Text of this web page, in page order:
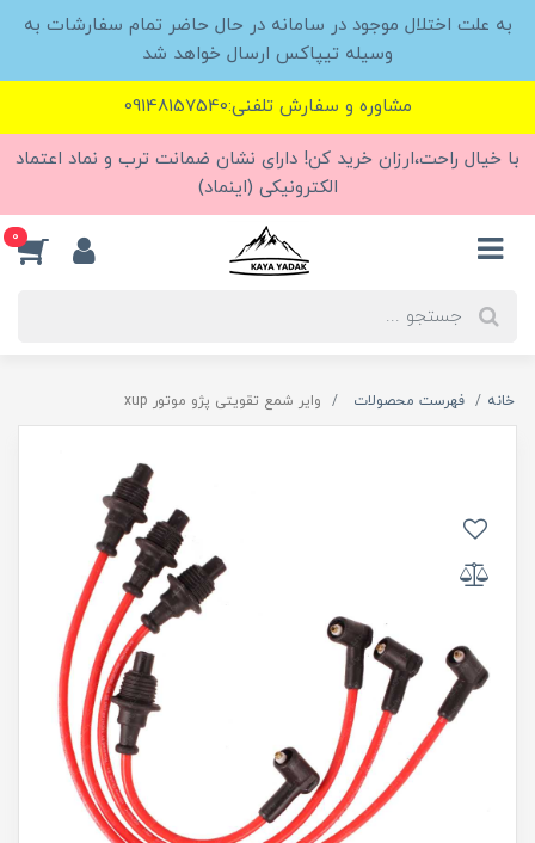
به علت اختلال موجود در سامانه در حال حاضر تمام سفارشات به
وسیله تیپاکس ارسال خواهد شد
مشاوره و سفارش تلفنی:09148157540
با خیال راحت،ارزان خرید کن! دارای نشان ضمانت ترب و نماد اعتماد
الکترونیکی (اینماد)
0
خانه فهرست محصولات وایر شمع تقویتی پژو موتور xup